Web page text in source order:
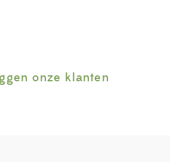
onze klanten